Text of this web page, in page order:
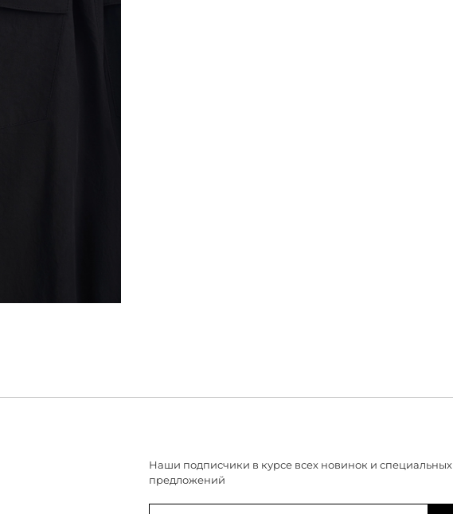
Наши подписчики в курсе всех новинок и специальных
предложений